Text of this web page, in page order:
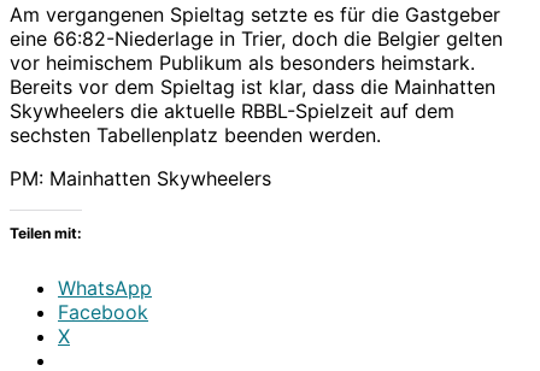
Am vergangenen Spieltag setzte es für die Gastgeber
eine 66:82-Niederlage in Trier, doch die Belgier gelten
vor heimischem Publikum als besonders heimstark.
Bereits vor dem Spieltag ist klar, dass die Mainhatten
Skywheelers die aktuelle RBBL-Spielzeit auf dem
sechsten Tabellenplatz beenden werden.
PM: Mainhatten Skywheelers
Teilen mit:
WhatsApp
Facebook
X